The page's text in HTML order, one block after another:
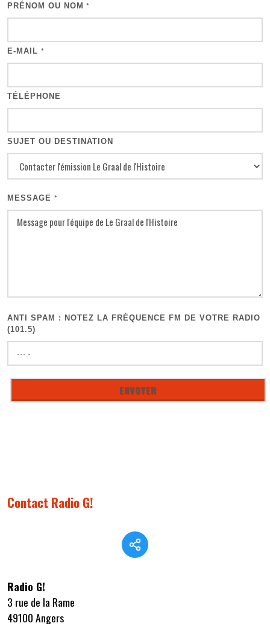
PRÉNOM OU NOM *
E-MAIL *
TÉLÉPHONE
SUJET OU DESTINATION
MESSAGE *
ANTI SPAM : NOTEZ LA FRÉQUENCE FM DE VOTRE RADIO
(101.5)
Contact Radio G!
Radio G!
3 rue de la Rame
49100 Angers